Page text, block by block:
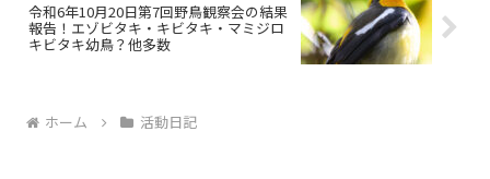
令和6年10月20日第7回野鳥観察会の結果
報告！エゾビタキ・キビタキ・マミジロ
キビタキ幼鳥？他多数
ホーム 活動日記